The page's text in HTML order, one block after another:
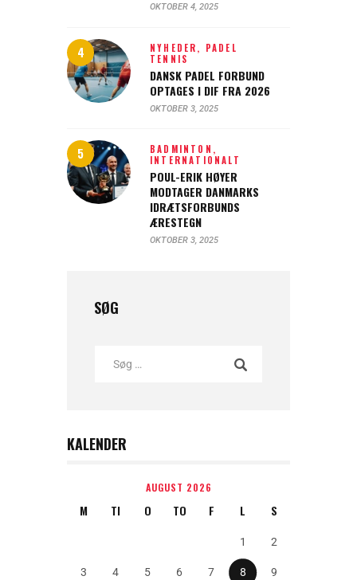
OKTOBER 4, 2025
NYHEDER, PADEL
TENNIS
DANSK PADEL FORBUND
OPTAGES I DIF FRA 2026
OKTOBER 3, 2025
BADMINTON,
INTERNATIONALT
POUL-ERIK HØYER
MODTAGER DANMARKS
IDRÆTSFORBUNDS
ÆRESTEGN
OKTOBER 3, 2025
SØG
KALENDER
AUGUST 2026
M TI O TO F L S
1 2
3 4 5 6 7 8 9